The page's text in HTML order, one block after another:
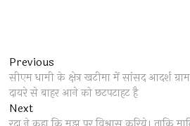
Post
navigation
Previous
post:
सीएम धामी के क्षेत्र खटीमा में सांसद आदर्श
दायरे से बाहर आने को छटपटाहट है
NextNext